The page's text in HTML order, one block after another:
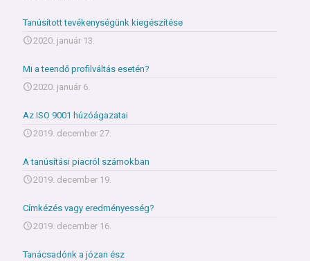
Tanúsított tevékenységünk kiegészítése
2020. január 13.
Mi a teendő profilváltás esetén?
2020. január 6.
Az ISO 9001 húzóágazatai
2019. december 27.
A tanúsítási piacról számokban
2019. december 19.
Címkézés vagy eredményesség?
2019. december 16.
Tanácsadónk a józan ész